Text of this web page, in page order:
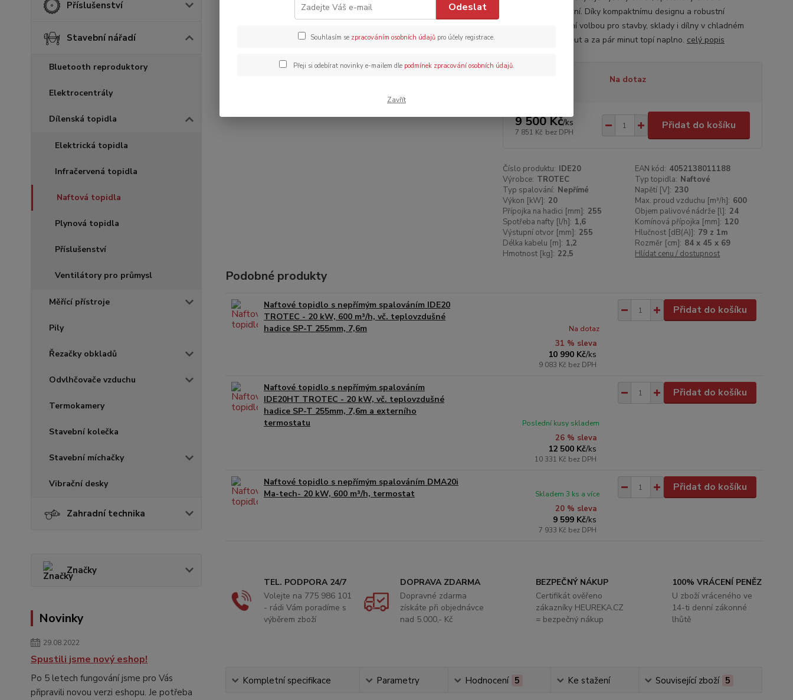
Příslušenství
Stavební nářadí
Bluetooth reproduktory
Elektrocentrály
Dílenská topidla
Elektrická topidla
Infračervená topidla
Naftová topidla
Plynová topidla
Příslušenství
Ventilátory pro průmysl
Měřící přístroje
Pily
Řezačky obkladů
Odvlhčovače vzduchu
Termokamery
Stavební kolečka
Stavební míchačky
Vibrační desky
Zahradní technika
Značky
Novinky
29.08.2022
Spustili jsme nový eshop!
Po 5 letech fungování jsme pro Vás
připravili novou verzi eshopu. Je potřeba
jednoduché ovládání. Díky kompaktnímu designu a robustní
konstrukci je ideální volbou pro stavby, sklady i dílny v chladném
počasí. Stačí zapnout a za pár minut topí naplno. celý popis
Na dotaz
9 500 Kč/ks
7 851 Kč bez DPH
Přidat do košíku
Číslo produktu: IDE20 EAN kód: 4052138011188
Výrobce: TROTEC Typ topidla: Naftové
Typ spalování: Nepřímé Napětí [V]: 230
Výkon [kW]: 20 Max. proud vzduchu [m³/h]: 600
Přípojka na hadici [mm]: 255 Objem palivové nádrže [l]: 24
Spotřeba nafty [l/h]: 1,6 Komínová přípojka [mm]: 120
Výstupní otvor [mm]: 255 Hlučnost [dB(A)]: 79 z 1m
Délka kabelu [m]: 1,2 Rozměr [cm]: 84 x 45 x 69
Hmotnost [kg]: 22,5 Hlídat cenu / dostupnost
Podobné produkty
Naftové topidlo s nepřímým spalováním IDE20
TROTEC - 20 kW, 600 m³/h, vč. teplovzdušné
hadice SP-T 255mm, 7,6m
31 % sleva
10 990 Kč/ks
9 083 Kč bez DPH
Na dotaz
Přidat do košíku
Naftové topidlo s nepřímým spalováním
IDE20HT TROTEC - 20 kW, vč. teplovzdušné
hadice SP-T 255mm, 7,6m a externího
termostatu
26 % sleva
12 500 Kč/ks
10 331 Kč bez DPH
Poslední kusy skladem
Přidat do košíku
Naftové topidlo s nepřímým spalováním DMA20i
Ma-tech- 20 kW, 600 m³/h, termostat
20 % sleva
9 599 Kč/ks
7 933 Kč bez DPH
Skladem 3 ks a více
Přidat do košíku
TEL. PODPORA 24/7
Volejte na 775 986 101
- rádi Vám poradíme s
výběrem zboží
DOPRAVA ZDARMA
Dopravné zdarma
získáte při objednávce
nad 5.000,- Kč
BEZPEČNÝ NÁKUP
Certifikát ověřeno
zákazníky HEUREKA.CZ
= bezpečný nákup
100% VRÁCENÍ PENĚZ
U zboží vráceného ve
14-ti denní zákonné
lhůtě
Kompletní specifikace Parametry Hodnocení 5 Ke stažení Související zboží 5
Odeslat
Souhlasím se zpracováním osobních údajů pro účely registrace.
Přeji si odebírat novinky e-mailem dle podmínek zpracování osobních údajů.
Zavřít